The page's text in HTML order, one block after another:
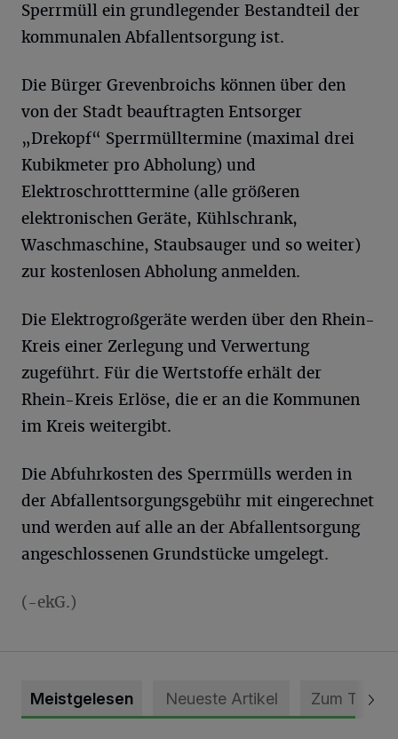
Sperrmüll ein grundlegender Bestandteil der
kommunalen Abfallentsorgung ist.
Die Bürger Grevenbroichs können über den
von der Stadt beauftragten Entsorger
„Drekopf“ Sperrmülltermine (maximal drei
Kubikmeter pro Abholung) und
Elektroschrotttermine (alle größeren
elektronischen Geräte, Kühlschrank,
Waschmaschine, Staubsauger und so weiter)
zur kostenlosen Abholung anmelden.
Die Elektrogroßgeräte werden über den Rhein-
Kreis einer Zerlegung und Verwertung
zugeführt. Für die Wertstoffe erhält der
Rhein-Kreis Erlöse, die er an die Kommunen
im Kreis weitergibt.
Die Abfuhrkosten des Sperrmülls werden in
der Abfallentsorgungsgebühr mit eingerechnet
und werden auf alle an der Abfallentsorgung
angeschlossenen Grundstücke umgelegt.
(-ekG.)
Meistgelesen Neueste Artikel Zum Thema